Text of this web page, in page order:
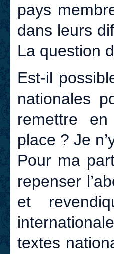
pays
dans leurs
La question
Est-il
nationales
remettre
place ? Je
Pour ma
repenser
et
textes